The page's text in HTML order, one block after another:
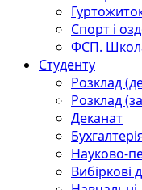
Спорт і
ФСП.
Студенту
Розклад
Розклад
Деканат
Науково-
Вибіркові